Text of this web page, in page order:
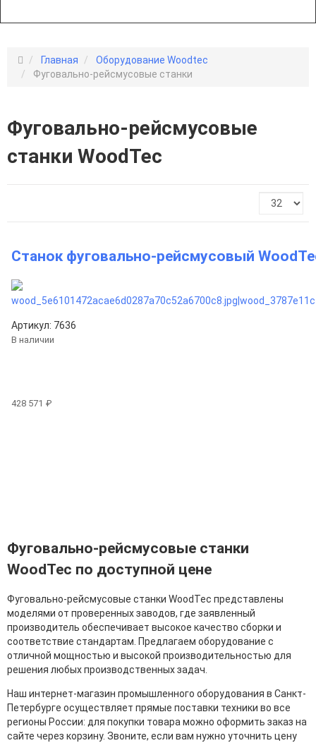
Главная
Оборудование Woodtec
Фуговально-рейсмусовые станки
Фуговально-рейсмусовые
станки WoodTec
Станок фуговально-рейсмусовый
Артикул: 7636
В наличии
428 571 ₽
Фуговально-рейсмусовые станки
WoodTec по доступной цене
Фуговально-рейсмусовые станки WoodTec представлены
моделями от проверенных заводов, где заявленный
производитель обеспечивает высокое качество сборки и
соответствие стандартам. Предлагаем оборудование с
отличной мощностью и высокой производительностью для
решения любых производственных задач.
Наш интернет-магазин промышленного оборудования в Санкт-
Петербурге осуществляет прямые поставки техники во все
регионы России: для покупки товара можно оформить заказ на
сайте через корзину. Звоните, если вам нужно уточнить цену